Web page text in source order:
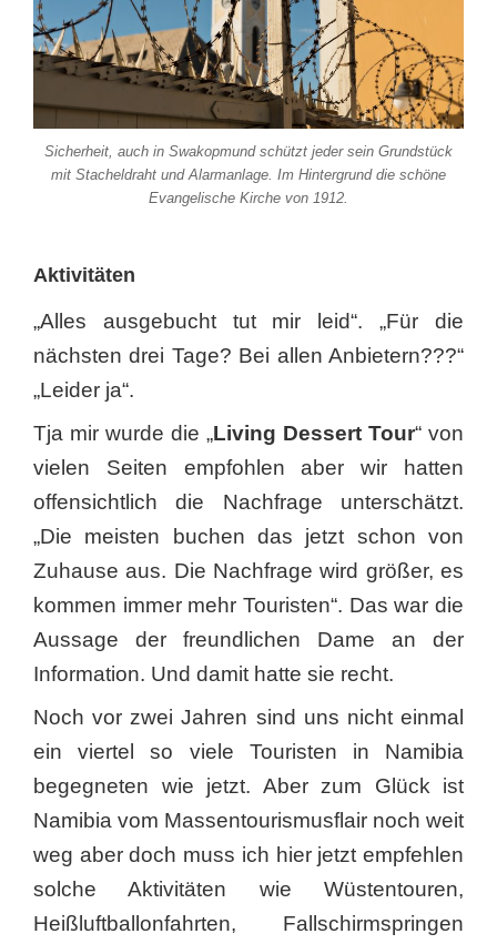
Sicherheit, auch in Swakopmund schützt jeder sein Grundstück
mit Stacheldraht und Alarmanlage. Im Hintergrund die schöne
Evangelische Kirche von 1912.
Aktivitäten
„Alles ausgebucht tut mir leid“. „Für die
nächsten drei Tage? Bei allen Anbietern???“
„Leider ja“.
Tja mir wurde die „Living Dessert Tour“ von
vielen Seiten empfohlen aber wir hatten
offensichtlich die Nachfrage unterschätzt.
„Die meisten buchen das jetzt schon von
Zuhause aus. Die Nachfrage wird größer, es
kommen immer mehr Touristen“. Das war die
Aussage der freundlichen Dame an der
Information. Und damit hatte sie recht.
Noch vor zwei Jahren sind uns nicht einmal
ein viertel so viele Touristen in Namibia
begegneten wie jetzt. Aber zum Glück ist
Namibia vom Massentourismusflair noch weit
weg aber doch muss ich hier jetzt empfehlen
solche Aktivitäten wie Wüstentouren,
Heißluftballonfahrten, Fallschirmspringen